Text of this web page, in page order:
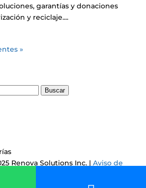
garantías y donaciones
y reciclaje....
»
Renova Solutions Inc. | Aviso de
por: reCAPTCHA y usted